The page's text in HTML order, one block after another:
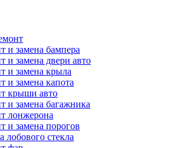
и замена бампера
и замена двери авто
и замена крыла
и замена капота
крыши авто
и замена багажника
лонжерона
и замена порогов
лобового стекла